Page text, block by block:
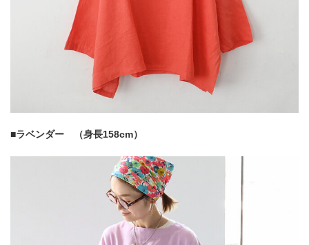
■ラベンダー （身長158cm）